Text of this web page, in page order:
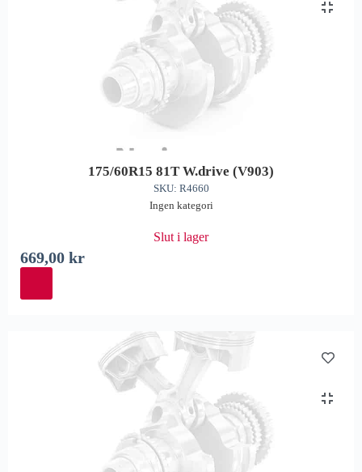
175/60R15 81T W.drive (V903)
SKU: R4660
Ingen kategori
Slut i lager
669,00 kr